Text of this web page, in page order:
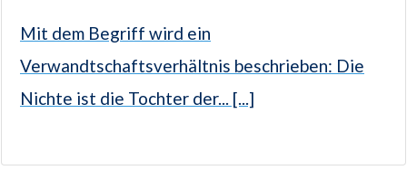
Mit dem Begriff wird ein
Verwandtschaftsverhältnis beschrieben: Die
Nichte ist die Tochter der... [...]